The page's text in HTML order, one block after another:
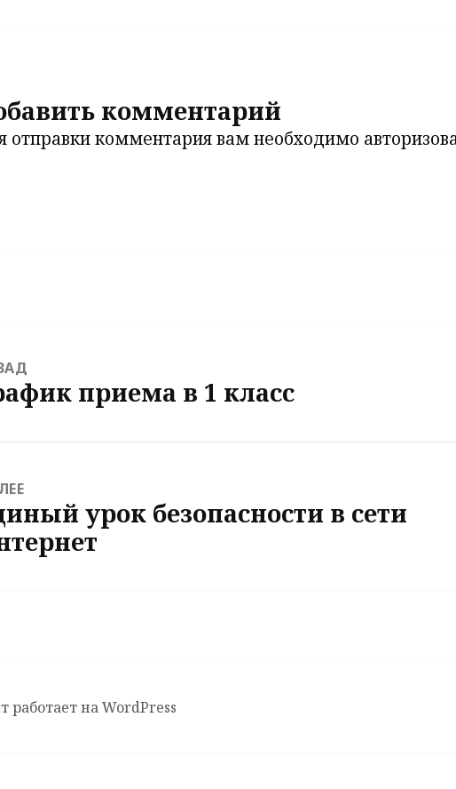
комментарий
отправки комментария вам необходимо
приема в 1 класс
урок безопасности в сети
работает на WordPress